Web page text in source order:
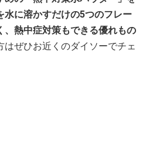
水に溶かすだけの5つのフレー
、熱中症対策もできる優れもの
はぜひお近くのダイソーでチェ